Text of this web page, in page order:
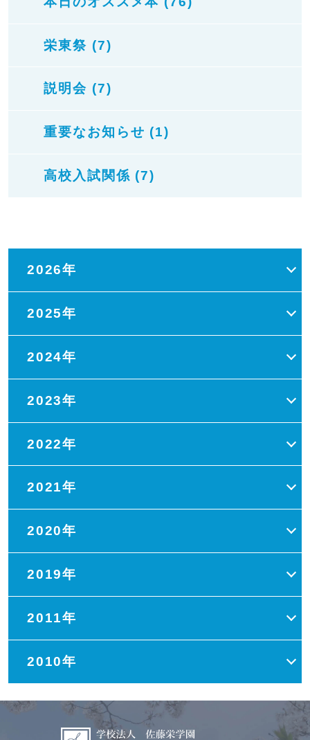
栄東祭 (7)
説明会 (7)
重要なお知らせ (1)
高校入試関係 (7)
2026年
2025年
2024年
2023年
2022年
2021年
2020年
2019年
2011年
2010年